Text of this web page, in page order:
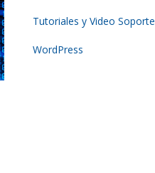
Tutoriales y Video Soporte
WordPress